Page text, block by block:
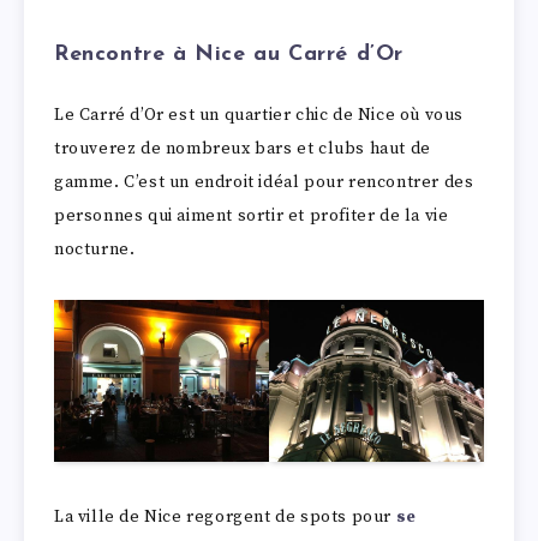
Rencontre à Nice au Carré d’Or
Le Carré d’Or est un quartier chic de Nice où vous
trouverez de nombreux bars et clubs haut de
gamme. C’est un endroit idéal pour rencontrer des
personnes qui aiment sortir et profiter de la vie
nocturne.
La ville de Nice regorgent de spots pour se